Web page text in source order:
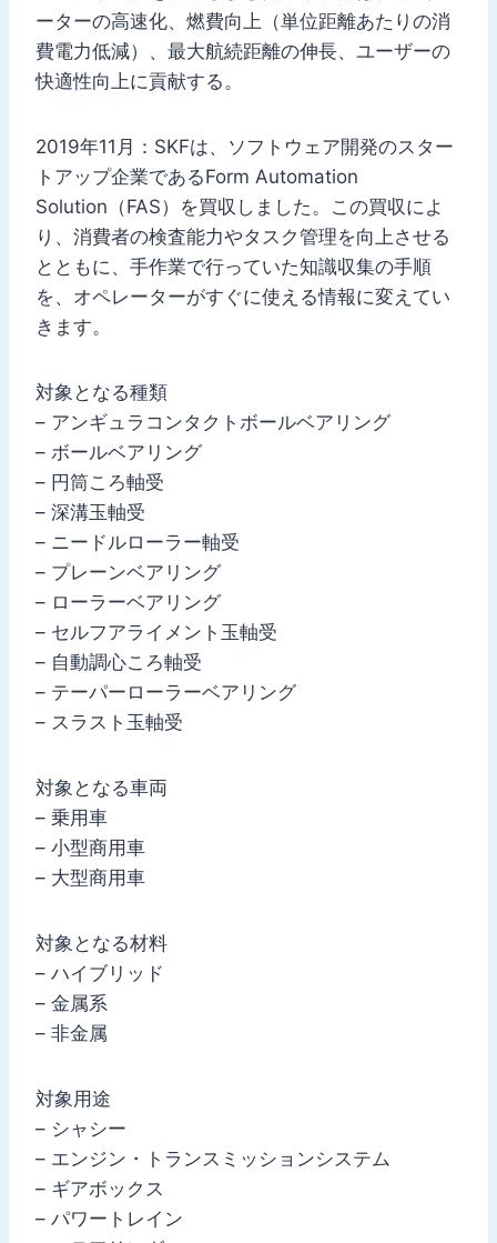
ーターの高速化、燃費向上（単位距離あたりの消
費電力低減）、最大航続距離の伸長、ユーザーの
快適性向上に貢献する。
2019年11月：SKFは、ソフトウェア開発のスター
トアップ企業であるForm Automation
Solution（FAS）を買収しました。この買収によ
り、消費者の検査能力やタスク管理を向上させる
とともに、手作業で行っていた知識収集の手順
を、オペレーターがすぐに使える情報に変えてい
きます。
対象となる種類
– アンギュラコンタクトボールベアリング
– ボールベアリング
– 円筒ころ軸受
– 深溝玉軸受
– ニードルローラー軸受
– プレーンベアリング
– ローラーベアリング
– セルフアライメント玉軸受
– 自動調心ころ軸受
– テーパーローラーベアリング
– スラスト玉軸受
対象となる車両
– 乗用車
– 小型商用車
– 大型商用車
対象となる材料
– ハイブリッド
– 金属系
– 非金属
対象用途
– シャシー
– エンジン・トランスミッションシステム
– ギアボックス
– パワートレイン